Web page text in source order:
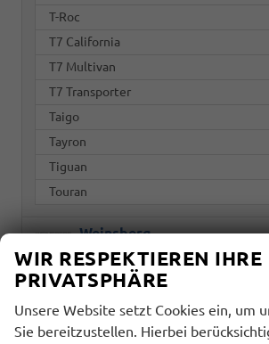
T-Roc
T7 California
T7 Multivan
T7 Transporter
Taigo
Tayron
Tiguan
Touran
Weinsberg
WIR RESPEKTIEREN IHRE
PRIVATSPHÄRE
Unsere Website setzt Cookies ein, um
Sie bereitzustellen. Hierbei